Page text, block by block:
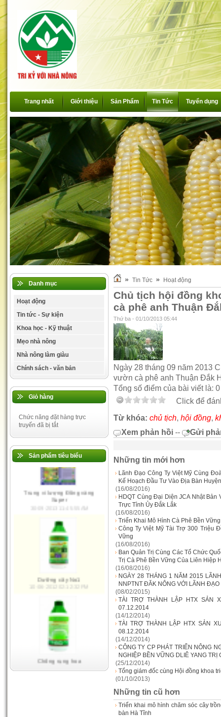
Trang nhất Giới thiệu Sản Phẩm Tin Tức Tuyển dụng
Danh mục
Hoạt động
Tin tức - Sự kiện
Khoa học - Kỹ thuật
Mẹo nhà nông
Nhà nông làm giàu
Chính sách - văn bản
Giỏ hàng
Chức năng đặt hàng trực
truyến đã bị tắt
Sản phẩm tiêu biểu
Đa, trung, vi lượng Việt Mỹ
10-06-2012 02:28:08 PM
Super
30-09-2013 11:45:55 AM
Dưỡng cây No1
10-06-2012 02:12:32 PM
» Tin Tức » Hoạt động
Chủ tịch hội đồng
cà phê anh Thuận
Thứ ba - 01/10/2013 05:44
Ngày 28 tháng 09 năm 2013
vườn cà phê anh Thuận Đắk
Tổng số điểm của bài viết là:
Click để
Từ khóa: chủ tịch, hội đồng,
Xem phản hồi -- Gửi
Những tin mới hơn
Lãnh Đạo Công Ty Việt Mỹ Cùng
Kế Hoạch Đầu Tư Vào Địa Bàn Huyện
(16/08/2016)
HDQT Cùng Đại Diện JCA Nhật
Trực Tỉnh Ủy Đắk Lắk
(16/08/2016)
Triển Khai Mô Hình Cà Phê Bền
Công Ty Việt Mỹ Tài Trợ 300 Triệu
Vững
(16/08/2016)
Ban Quản Trị Cùng Các Tổ Chức
Trị Cà Phê Bền Vững Của Liên Hiệp
(16/08/2016)
NGÀY 28 THÁNG 1 NĂM 2015
NNPTNT ĐĂK NÔNG VỚI LÃNH
(08/02/2015)
TÀI TRỢ THÀNH LẬP HTX SẢN
07.12.2014
(14/12/2014)
TÀI TRỢ THÀNH LẬP HTX SẢN
08.12.2014
(14/12/2014)
CÔNG TY CP PHÁT TRIỂN NÔNG
NGHIỆP BỀN VỮNG DLIÊ YANG
(25/12/2014)
Tổng giám đốc cùng Hội đồng khoa
(01/10/2013)
Những tin cũ hơn
Triển khai mô hình chăm sóc cây
bàn Hà Tĩnh